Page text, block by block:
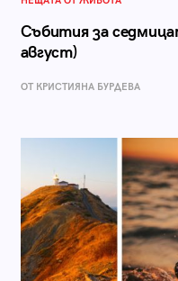
Събития за
август)
ОТ КРИСТИЯНА БУРДЕВА